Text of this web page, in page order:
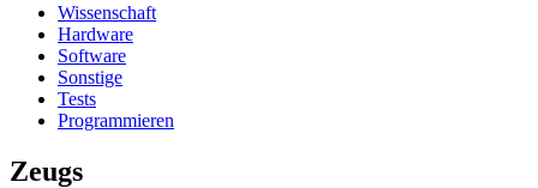
Wissenschaft
Hardware
Software
Sonstige
Tests
Programmieren
Zeugs